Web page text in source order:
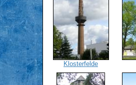
Klosterfelde